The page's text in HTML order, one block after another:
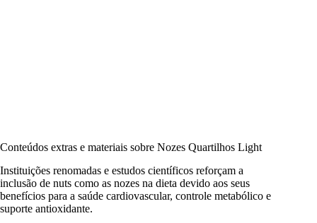
Conteúdos extras e materiais sobre Nozes Quartilhos Light
Instituições renomadas e estudos científicos reforçam a
inclusão de nuts como as nozes na dieta devido aos seus
benefícios para a saúde cardiovascular, controle metabólico e
suporte antioxidante.